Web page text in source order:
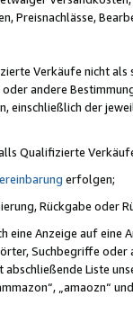
Preisnachlässe,
Verkäufe nicht
andere
einschließlich der
Qualifizierte
erfolgen;
Rückgabe oder
eine Anzeige auf
Suchbegriffe
Liste
„amaozn“